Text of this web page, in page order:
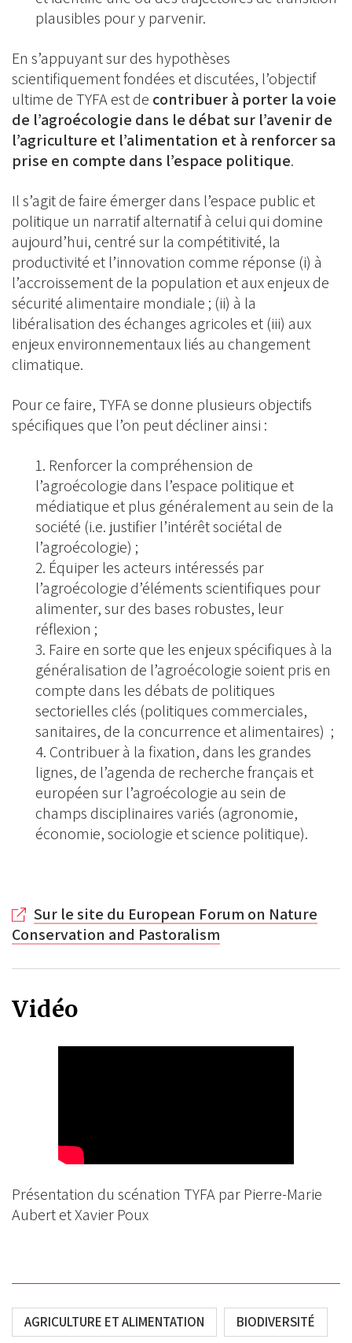
plausibles pour y parvenir.
En s’appuyant sur des hypothèses
scientifiquement fondées et discutées, l’objectif
ultime de TYFA est de contribuer à porter la voie
de l’agroécologie dans le débat sur l’avenir de
l’agriculture et l’alimentation et à renforcer sa
prise en compte dans l’espace politique.
Il s’agit de faire émerger dans l’espace public et
politique un narratif alternatif à celui qui domine
aujourd’hui, centré sur la compétitivité, la
productivité et l’innovation comme réponse (i) à
l’accroissement de la population et aux enjeux de
sécurité alimentaire mondiale ; (ii) à la
libéralisation des échanges agricoles et (iii) aux
enjeux environnementaux liés au changement
climatique.
Pour ce faire, TYFA se donne plusieurs objectifs
spécifiques que l’on peut décliner ainsi :
Renforcer la compréhension de
l’agroécologie dans l’espace politique et
médiatique et plus généralement au sein de la
société (i.e. justifier l’intérêt sociétal de
l’agroécologie) ;
Équiper les acteurs intéressés par
l’agroécologie d’éléments scientifiques pour
alimenter, sur des bases robustes, leur
réflexion ;
Faire en sorte que les enjeux spécifiques à la
généralisation de l’agroécologie soient pris en
compte dans les débats de politiques
sectorielles clés (politiques commerciales,
sanitaires, de la concurrence et alimentaires) ;
Contribuer à la fixation, dans les grandes
lignes, de l’agenda de recherche français et
européen sur l’agroécologie au sein de
champs disciplinaires variés (agronomie,
économie, sociologie et science politique).
Sur le site du European Forum on Nature
Conservation and Pastoralism
Vidéo
Présentation du scénation TYFA par Pierre-Marie
Aubert et Xavier Poux
AGRICULTURE ET ALIMENTATION BIODIVERSITÉ